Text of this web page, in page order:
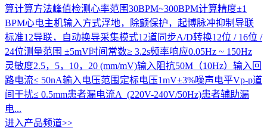
算计算方法峰值检测心率范围30BPM~300BPM计算精度±1
BPM心电主机输入方式浮地，除颤保护，起博脉冲抑制导联
标准12导联，自动换导采集模式12道同步A/D转换12位 / 16位 /
24位测量范围 ±5mV时间常数≥ 3.2s频率响应0.05Hz ~ 150Hz
灵敏度2.5，5，10，20 (mm/mV)输入阻抗50M（10Hz）输入回
路电流≤ 50nA输入电压范围定标电压1mV±3%噪声电平Vp-p道
间干扰≤ 0.5mm患者漏电流A (220V-240V/50Hz)患者辅助漏
电...
进入产品频道>>